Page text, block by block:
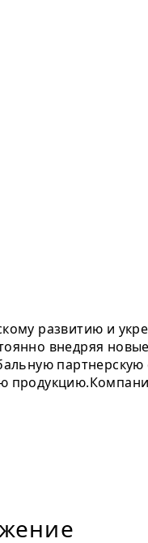
развитию и
внедряя
партнерскую